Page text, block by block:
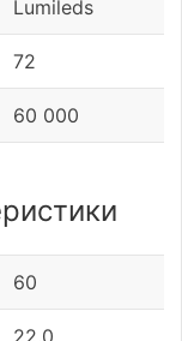
Lumileds
72
60 000
60
22,0